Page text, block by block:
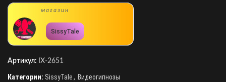
магазин
SissyTale
Артикул: IX-2651
Категории: SissyTale, Видеогипнозы